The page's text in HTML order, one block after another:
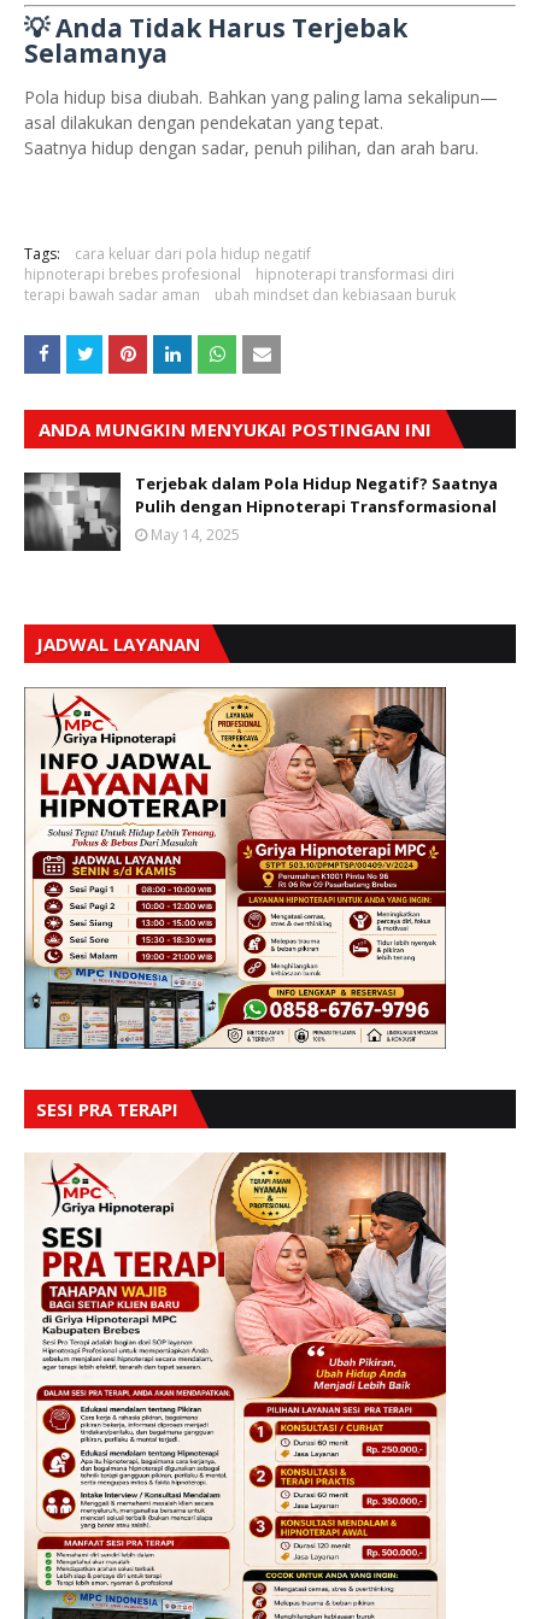
💡 Anda Tidak Harus Terjebak
Selamanya
Pola hidup bisa diubah. Bahkan yang paling lama sekalipun—
asal dilakukan dengan pendekatan yang tepat.
Saatnya hidup dengan sadar, penuh pilihan, dan arah baru.
Tags:
cara keluar dari pola hidup negatif
hipnoterapi brebes profesional
hipnoterapi transformasi diri
terapi bawah sadar aman
ubah mindset dan kebiasaan buruk
ANDA MUNGKIN MENYUKAI POSTINGAN INI
Terjebak dalam Pola Hidup Negatif? Saatnya
Pulih dengan Hipnoterapi Transformasional
May 14, 2025
JADWAL LAYANAN
SESI PRA TERAPI